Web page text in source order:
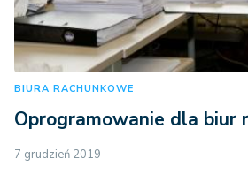
BIURA RACHUNKOWE
Oprogramowanie dla biur
7 grudzień 2019